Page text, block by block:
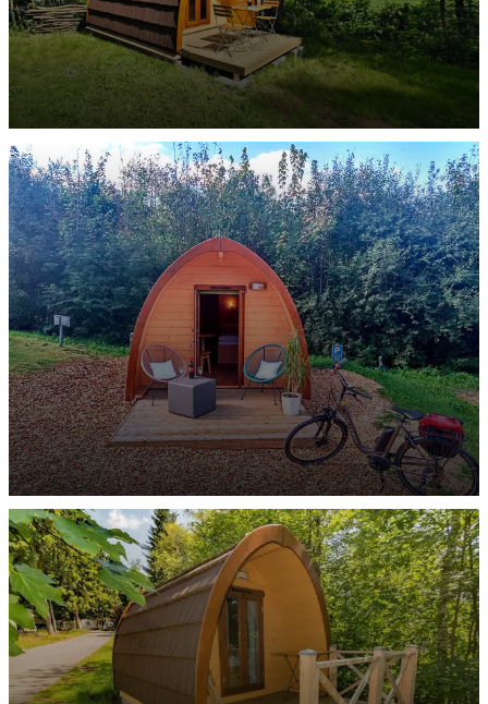
Family POD
ENTDECKEN
MEGA POD
ENTDECKEN